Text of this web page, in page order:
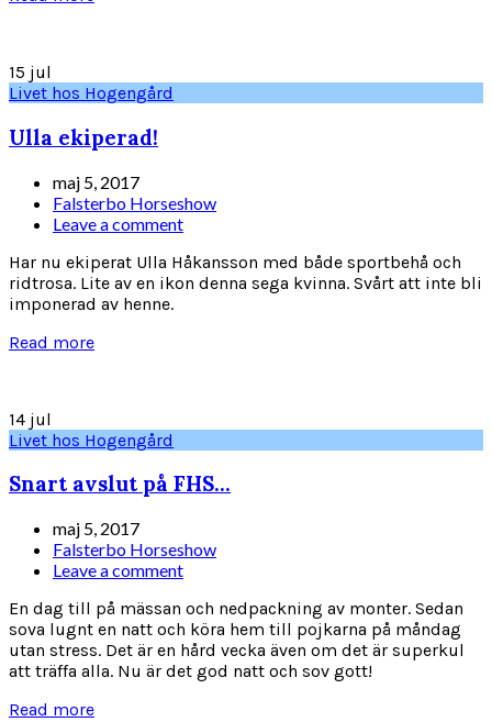
15 jul
Livet hos Hogengård
Ulla ekiperad!
maj 5, 2017
Falsterbo Horseshow
Leave a comment
Har nu ekiperat Ulla Håkansson med både sportbehå och
ridtrosa. Lite av en ikon denna sega kvinna. Svårt att inte bli
imponerad av henne.
Read more
14 jul
Livet hos Hogengård
Snart avslut på FHS…
maj 5, 2017
Falsterbo Horseshow
Leave a comment
En dag till på mässan och nedpackning av monter. Sedan
sova lugnt en natt och köra hem till pojkarna på måndag
utan stress. Det är en hård vecka även om det är superkul
att träffa alla. Nu är det god natt och sov gott!
Read more